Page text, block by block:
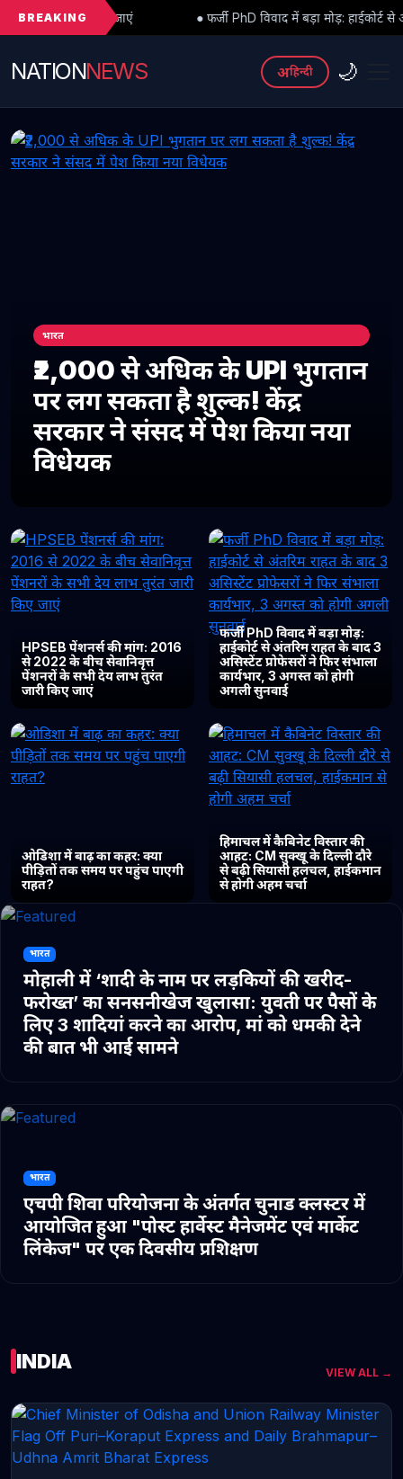
BREAKING● फर्जी PhD विवाद में बड़ा मोड़: हाईकोर्ट से अंतरिम राहत के बाद 3
NATIONNEWS अहिन्दी 🌙
भारत
₹2,000 से अधिक के UPI भुगतान
पर लग सकता है शुल्क! केंद्र
सरकार ने संसद में पेश किया नया
विधेयक
HPSEB पेंशनर्स की मांग: 2016
से 2022 के बीच सेवानिवृत्त
पेंशनरों के सभी देय लाभ तुरंत
जारी किए जाएं
फर्जी PhD विवाद में बड़ा मोड़:
हाईकोर्ट से अंतरिम राहत के बाद 3
असिस्टेंट प्रोफेसरों ने फिर संभाला
कार्यभार, 3 अगस्त को होगी
अगली सुनवाई
ओडिशा में बाढ़ का कहर: क्या
पीड़ितों तक समय पर पहुंच पाएगी
राहत?
हिमाचल में कैबिनेट विस्तार की
आहट: CM सुक्खू के दिल्ली दौरे
से बढ़ी सियासी हलचल, हाईकमान
से होगी अहम चर्चा
भारत
मोहाली में ‘शादी के नाम पर लड़कियों की खरीद-
फरोख्त’ का सनसनीखेज खुलासा: युवती पर पैसों के
लिए 3 शादियां करने का आरोप, मां को धमकी देने
की बात भी आई सामने
भारत
एचपी शिवा परियोजना के अंतर्गत चुनाड क्लस्टर में
आयोजित हुआ "पोस्ट हार्वेस्ट मैनेजमेंट एवं मार्केट
लिंकेज" पर एक दिवसीय प्रशिक्षण
INDIA VIEW ALL →